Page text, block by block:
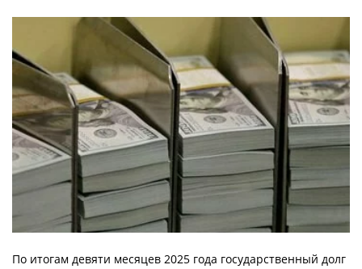
По итогам девяти месяцев 2025 года государственный долг